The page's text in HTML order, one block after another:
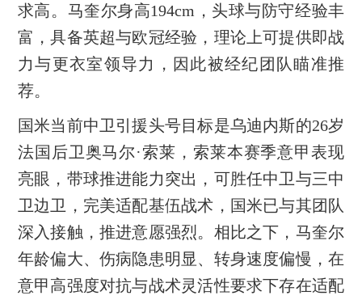
求高。马奎尔身高194cm，头球与防守经验丰
富，具备英超与欧冠经验，理论上可提供即战
力与更衣室领导力，因此被经纪团队瞄准推
荐。
国米当前中卫引援头号目标是乌迪内斯的26岁
法国后卫奥马尔·索莱，索莱本赛季意甲表现
亮眼，带球推进能力突出，可胜任中卫与三中
卫边卫，完美适配基伍战术，国米已与其团队
深入接触，推进意愿强烈。相比之下，马奎尔
年龄偏大、伤病隐患明显、转身速度偏慢，在
意甲高强度对抗与战术灵活性要求下存在适配